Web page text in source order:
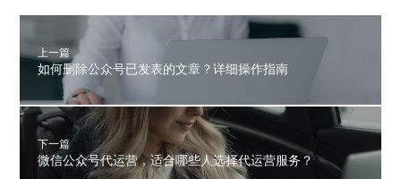
上一篇
如何删除公众号已发表的文章？详细操作指南
下一篇
微信公众号代运营，适合哪些人选择代运营服务？